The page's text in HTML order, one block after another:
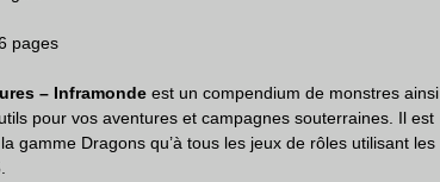
pages
– Inframonde est un compendium de monstres ainsi
pour vos aventures et campagnes souterraines. Il est
gamme Dragons qu’à tous les jeux de rôles utilisant les